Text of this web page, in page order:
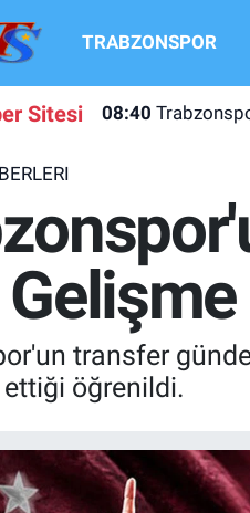
TRABZONSPOR
Sitesi 08:40
transfer
öğrenildi.
ve Fikstür